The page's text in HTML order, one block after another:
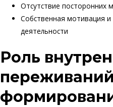
Отсутствие
Собственная мотивация
деятельности
Роль